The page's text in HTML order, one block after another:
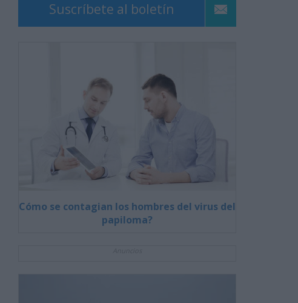
Suscríbete al boletín
Cómo se contagian los hombres del virus del
papiloma?